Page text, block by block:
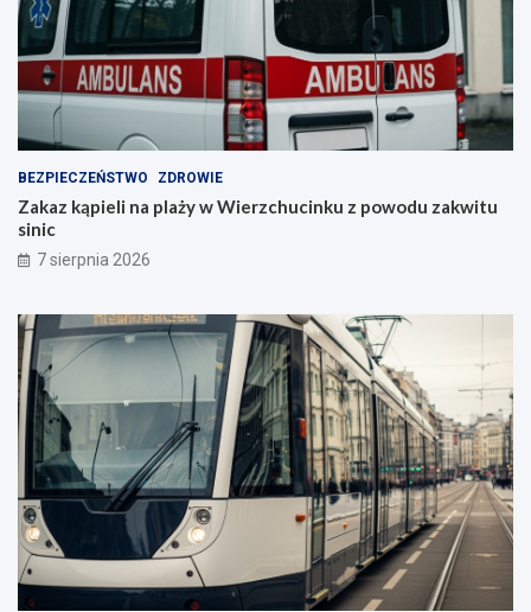
BEZPIECZEŃSTWO ZDROWIE
Zakaz kąpieli na plaży w Wierzchucinku z powodu zakwitu
sinic
7 sierpnia 2026